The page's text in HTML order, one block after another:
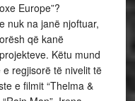
Europe”?
nuk na janë njoftuar,
që kanë
Këtu mund
regjisorë të nivelit të
e filmit “Thelma &